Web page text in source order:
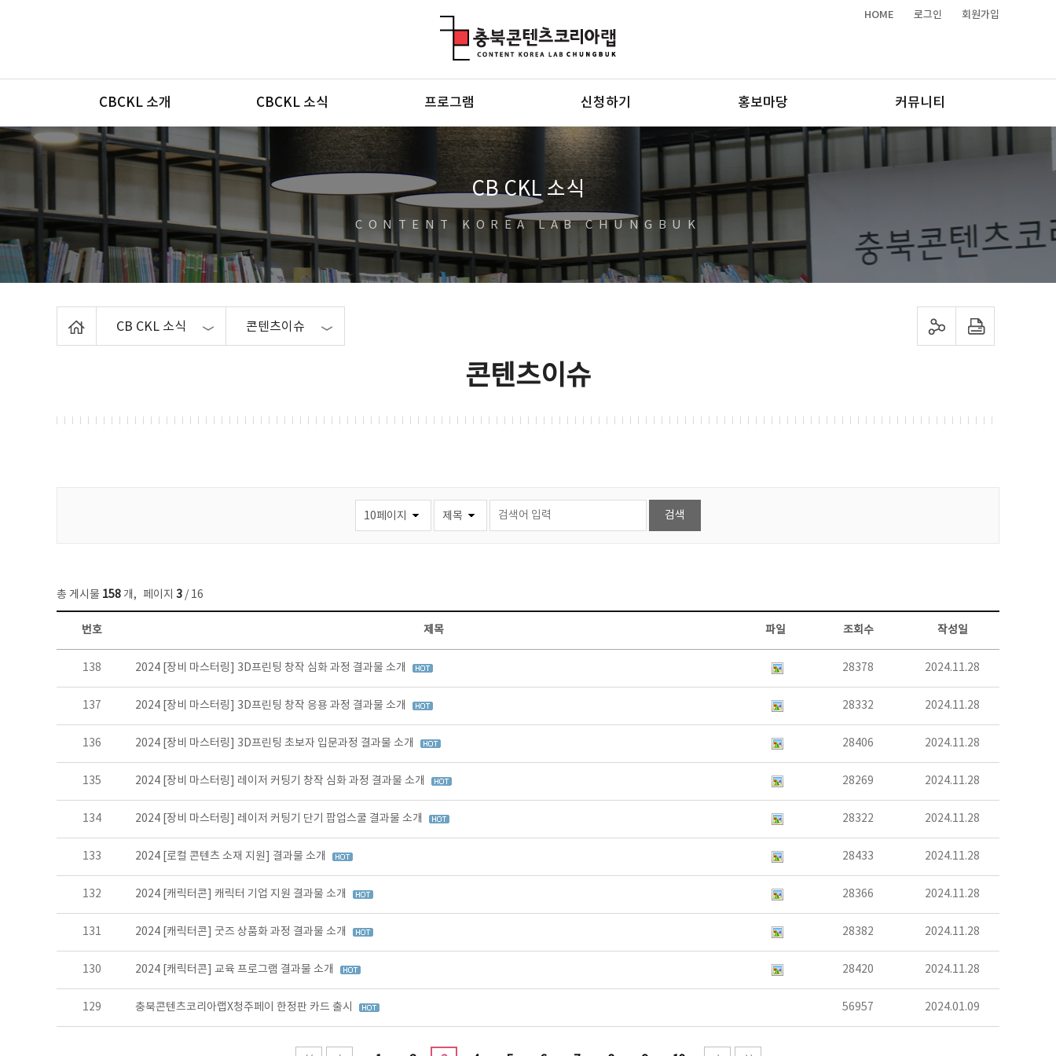
HOME 로그인 회원가입
메뉴
CBCKL 소개 CBCKL 소식 프로그램 신청하기 홍보마당 커뮤니티
CB CKL 소식
CONTENT KOREA LAB CHUNGBUK
CB CKL 소식 콘텐츠이슈 sns 공유하기 프린트하기
콘텐츠이슈
총 게시물 158 개, 페이지 3 / 16
콘텐츠이슈 목록 - 번호, 제목, 작성자, 파일, 조회수, 작성일 정보 제공
번호 제목 파일 조회수 작성일
138 2024 [장비 마스터링] 3D프린팅 창작 심화 과정 결과물 소개 28378 2024.11.28
137 2024 [장비 마스터링] 3D프린팅 창작 응용 과정 결과물 소개 28332 2024.11.28
136 2024 [장비 마스터링] 3D프린팅 초보자 입문과정 결과물 소개 28406 2024.11.28
135 2024 [장비 마스터링] 레이저 커팅기 창작 심화 과정 결과물 소개 28269 2024.11.28
134 2024 [장비 마스터링] 레이저 커팅기 단기 팝업스쿨 결과물 소개 28322 2024.11.28
133 2024 [로컬 콘텐츠 소재 지원] 결과물 소개 28433 2024.11.28
132 2024 [캐릭터콘] 캐릭터 기업 지원 결과물 소개 28366 2024.11.28
131 2024 [캐릭터콘] 굿즈 상품화 과정 결과물 소개 28382 2024.11.28
130 2024 [캐릭터콘] 교육 프로그램 결과물 소개 28420 2024.11.28
129 충북콘텐츠코리아랩X청주페이 한정판 카드 출시 56957 2024.01.09